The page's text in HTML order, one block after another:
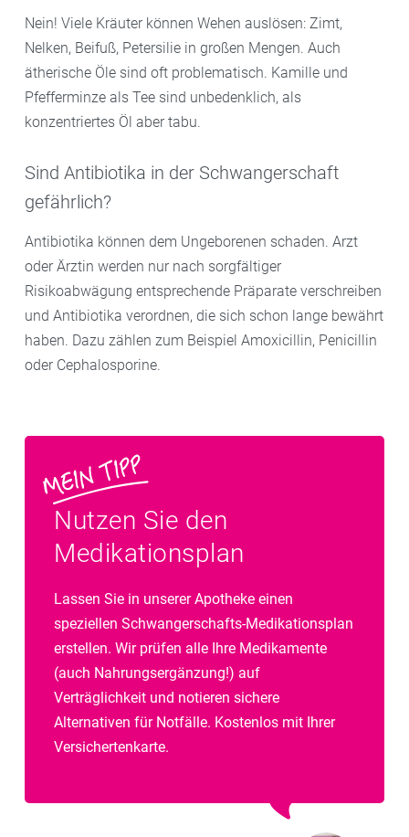
Nein! Viele Kräuter können Wehen auslösen: Zimt,
Nelken, Beifuß, Petersilie in großen Mengen. Auch
ätherische Öle sind oft problematisch. Kamille und
Pfefferminze als Tee sind unbedenklich, als
konzentriertes Öl aber tabu.
Sind Antibiotika in der Schwangerschaft
gefährlich?
Antibiotika können dem Ungeborenen schaden. Arzt
oder Ärztin werden nur nach sorgfältiger
Risikoabwägung entsprechende Präparate verschreiben
und Antibiotika verordnen, die sich schon lange bewährt
haben. Dazu zählen zum Beispiel Amoxicillin, Penicillin
oder Cephalosporine.
Nutzen Sie den
Medikationsplan
Lassen Sie in unserer Apotheke einen
speziellen Schwangerschafts-Medikationsplan
erstellen. Wir prüfen alle Ihre Medikamente
(auch Nahrungsergänzung!) auf
Verträglichkeit und notieren sichere
Alternativen für Notfälle. Kostenlos mit Ihrer
Versichertenkarte.